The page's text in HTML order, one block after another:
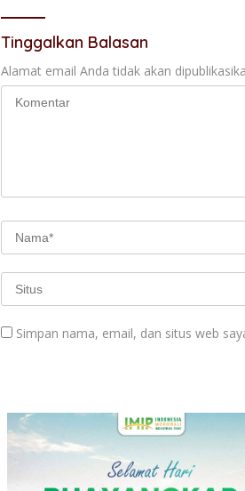
Tinggalkan Balasan
Alamat email Anda tidak akan
Simpan nama, email, dan situs web